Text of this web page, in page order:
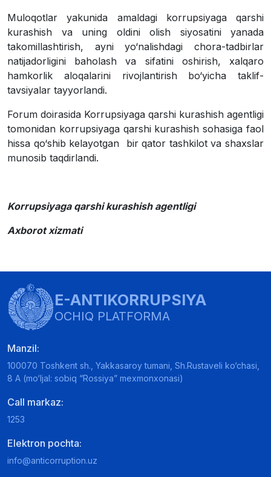
Muloqotlar yakunida amaldagi korrupsiyaga qarshi
kurashish va uning oldini olish siyosatini yanada
takomillashtirish, ayni yo‘nalishdagi chora-tadbirlar
natijadorligini baholash va sifatini oshirish, xalqaro
hamkorlik aloqalarini rivojlantirish bo‘yicha taklif-
tavsiyalar tayyorlandi.
Forum doirasida Korrupsiyaga qarshi kurashish agentligi
tomonidan korrupsiyaga qarshi kurashish sohasiga faol
hissa qo‘shib kelayotgan bir qator tashkilot va shaxslar
munosib taqdirlandi.
Korrupsiyaga qarshi kurashish agentligi
Axborot xizmati
E-ANTIKORRUPSIYA
OCHIQ PLATFORMA
Manzil:
100070 Toshkent sh., Yakkasaroy tumani, Sh.Rustaveli ko‘chasi,
8 A (mo‘ljal: sobiq “Rossiya” mexmonxonasi)
Call markaz:
1253
Elektron pochta:
info@anticorruption.uz